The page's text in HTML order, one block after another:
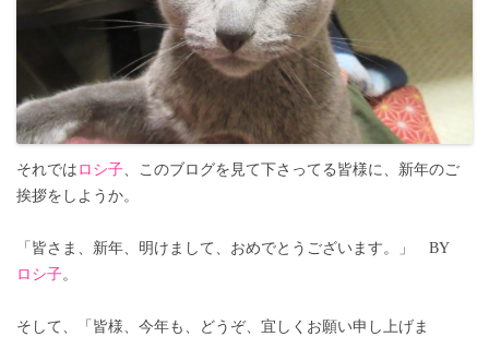
それでは ロシ子、このブログを見て下さってる皆様に、新年のご
挨拶をしようか。
「皆さま、新年、明けまして、おめでとうございます。」 BY
ロシ子。
そして、「皆様、今年も、どうぞ、宜しくお願い申し上げま